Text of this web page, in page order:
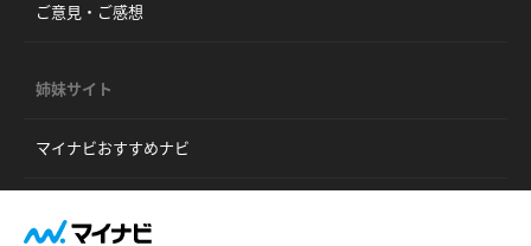
ご意見・ご感想
姉妹サイト
マイナビおすすめナビ